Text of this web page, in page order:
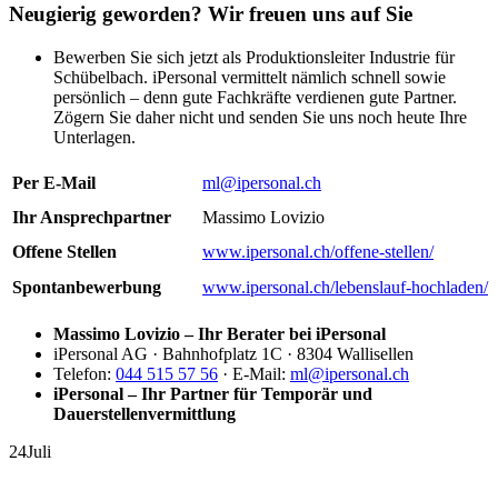
Neugierig geworden? Wir freuen uns auf Sie
Bewerben Sie sich jetzt als Produktionsleiter Industrie für
Schübelbach. iPersonal vermittelt nämlich schnell sowie
persönlich – denn gute Fachkräfte verdienen gute Partner.
Zögern Sie daher nicht und senden Sie uns noch heute Ihre
Unterlagen.
Per E-Mail
ml@ipersonal.ch
Ihr Ansprechpartner
Massimo Lovizio
Offene Stellen
www.ipersonal.ch/offene-stellen/
Spontanbewerbung
www.ipersonal.ch/lebenslauf-hochladen/
Massimo Lovizio – Ihr Berater bei iPersonal
iPersonal AG · Bahnhofplatz 1C · 8304 Wallisellen
Telefon: 044 515 57 56 · E-Mail: ml@ipersonal.ch
iPersonal – Ihr Partner für Temporär und
Dauerstellenvermittlung
24Juli